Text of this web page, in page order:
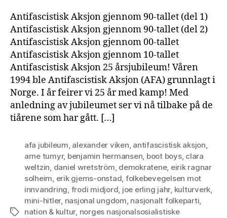
Antifascistisk Aksjon gjennom 90-tallet (del 1)
Antifascistisk Aksjon gjennom 90-tallet (del 2)
Antifascistisk Aksjon gjennom 00-tallet
Antifascistisk Aksjon gjennom 10-tallet
Antifascistisk Aksjon 25 årsjubileum! Våren
1994 ble Antifascistisk Aksjon (AFA) grunnlagt i
Norge. I år feirer vi 25 år med kamp! Med
anledning av jubileumet ser vi nå tilbake på de
tiårene som har gått. […]
Tags
afa jubileum, alexander viken, antifascistisk aksjon,
arne tumyr, benjamin hermansen, boot boys, clara
weltzin, daniel wretström, demokratene, eirik ragnar
solheim, erik gjems-onstad, folkebevegelsen mot
innvandring, frodi midjord, joe erling jahr, kulturverk,
mini-hitler, nasjonal ungdom, nasjonalt folkeparti,
nation & kultur, norges nasjonalsosialistiske